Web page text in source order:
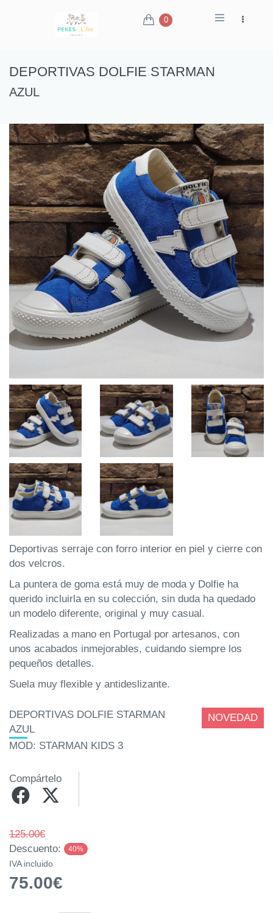
0
DEPORTIVAS DOLFIE STARMAN
AZUL
Deportivas serraje con forro interior en piel y cierre con
dos velcros.
La puntera de goma está muy de moda y Dolfie ha
querido incluirla en su colección, sin duda ha quedado
un modelo diferente, original y muy casual.
Realizadas a mano en Portugal por artesanos, con
unos acabados inmejorables, cuidando siempre los
pequeños detalles.
Suela muy flexible y antideslizante.
DEPORTIVAS DOLFIE STARMAN
AZUL
MOD: STARMAN KIDS 3
NOVEDAD
Compártelo
125.00€
Descuento:
40%
IVA incluido
75.00€